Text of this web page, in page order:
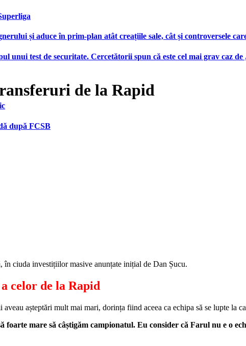
și aduce în prim-plan atât creațiile sale, cât și controversele
test de securitate. Cercetătorii spun că este cel mai grav caz de
după FCSB
de la Rapid
în ciuda investițiilor masive anunțate inițial de Dan Șucu.
celor de la Rapid
așteptări mult mai mari, dorința fiind aceea ca echipa să se lupte la
mare să câștigăm campionatul. Eu consider că Farul nu e o